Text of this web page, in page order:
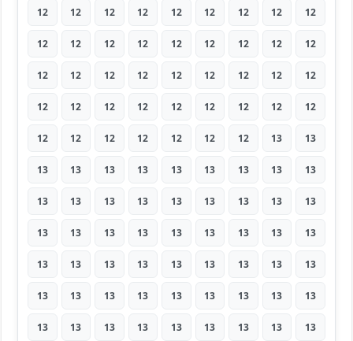
12 12 12 12 12 12 12 12 12
12 12 12 12 12 12 12 12 12
12 12 12 12 12 12 12 12 12
12 12 12 12 12 12 12 12 12
12 12 12 12 12 12 12 13 13
13 13 13 13 13 13 13 13 13
13 13 13 13 13 13 13 13 13
13 13 13 13 13 13 13 13 13
13 13 13 13 13 13 13 13 13
13 13 13 13 13 13 13 13 13
13 13 13 13 13 13 13 13 13